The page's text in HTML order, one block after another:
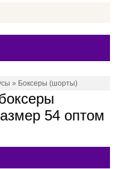
» Боксеры (шорты)
54 оптом